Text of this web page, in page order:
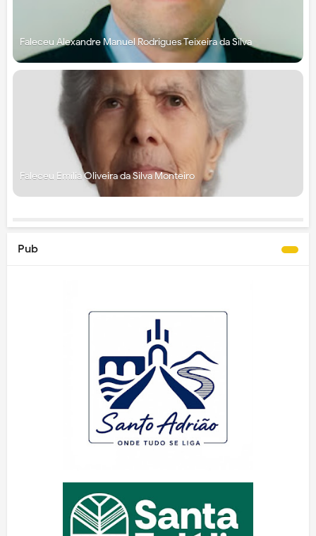
Faleceu Alexandre Manuel Rodrigues Teixeira da Silva
Faleceu Emília Oliveira da Silva Monteiro
Pub